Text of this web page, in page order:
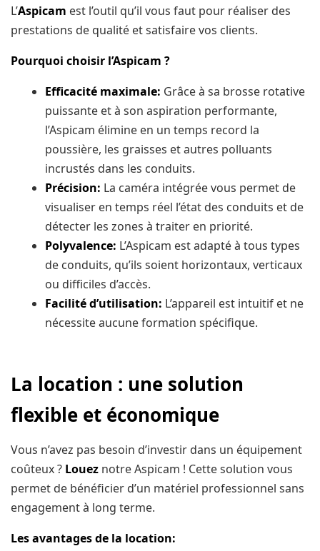
L’Aspicam est l’outil qu’il vous faut pour réaliser des
prestations de qualité et satisfaire vos clients.
Pourquoi choisir l’Aspicam ?
Efficacité maximale: Grâce à sa brosse rotative
puissante et à son aspiration performante,
l’Aspicam élimine en un temps record la
poussière, les graisses et autres polluants
incrustés dans les conduits.
Précision: La caméra intégrée vous permet de
visualiser en temps réel l’état des conduits et de
détecter les zones à traiter en priorité.
Polyvalence: L’Aspicam est adapté à tous types
de conduits, qu’ils soient horizontaux, verticaux
ou difficiles d’accès.
Facilité d’utilisation: L’appareil est intuitif et ne
nécessite aucune formation spécifique.
La location : une solution
flexible et économique
Vous n’avez pas besoin d’investir dans un équipement
coûteux ? Louez notre Aspicam ! Cette solution vous
permet de bénéficier d’un matériel professionnel sans
engagement à long terme.
Les avantages de la location: